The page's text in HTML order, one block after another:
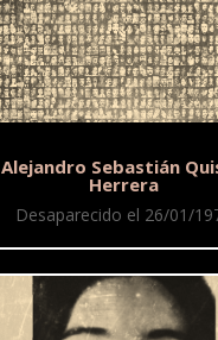
Alejandro Sebastián
Herrera
Desaparecido el 26/01/